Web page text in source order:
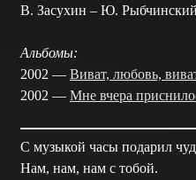
В. Засухин – Ю. Рыбчинский
Альбомы:
2002 — Виват, любовь,
2002 — Мне вчера
С музыкой часы подарил
Нам, нам, нам с тобой.